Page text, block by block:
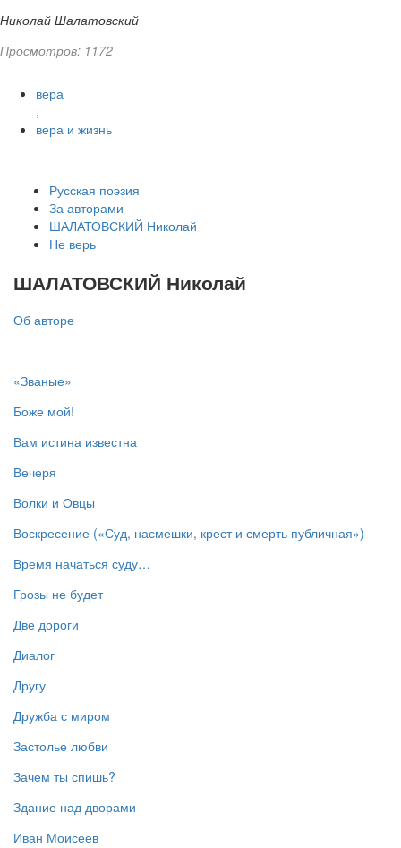
Николай Шалатовский
Просмотров: 1172
вера
,
вера и жизнь
Русская поэзия
За авторами
ШАЛАТОВСКИЙ Николай
Не верь
ШАЛАТОВСКИЙ Николай
Об авторе
«Званые»
Боже мой!
Вам истина известна
Вечеря
Волки и Овцы
Воскресение («Суд, насмешки, крест и смерть публичная»)
Время начаться суду…
Грозы не будет
Две дороги
Диалог
Другу
Дружба с миром
Застолье любви
Зачем ты спишь?
Здание над дворами
Иван Моисеев